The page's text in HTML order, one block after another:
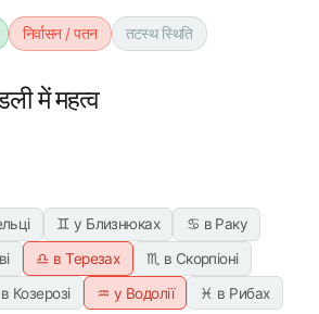
निर्वासन / पतन तटस्थ स्थिति
में महत्व
♊ у Близнюках
♋ в Раку
♎ в Терезах
♏ в Скорпіоні
Козерозі ♒ у Водолії ♓ в Рибах